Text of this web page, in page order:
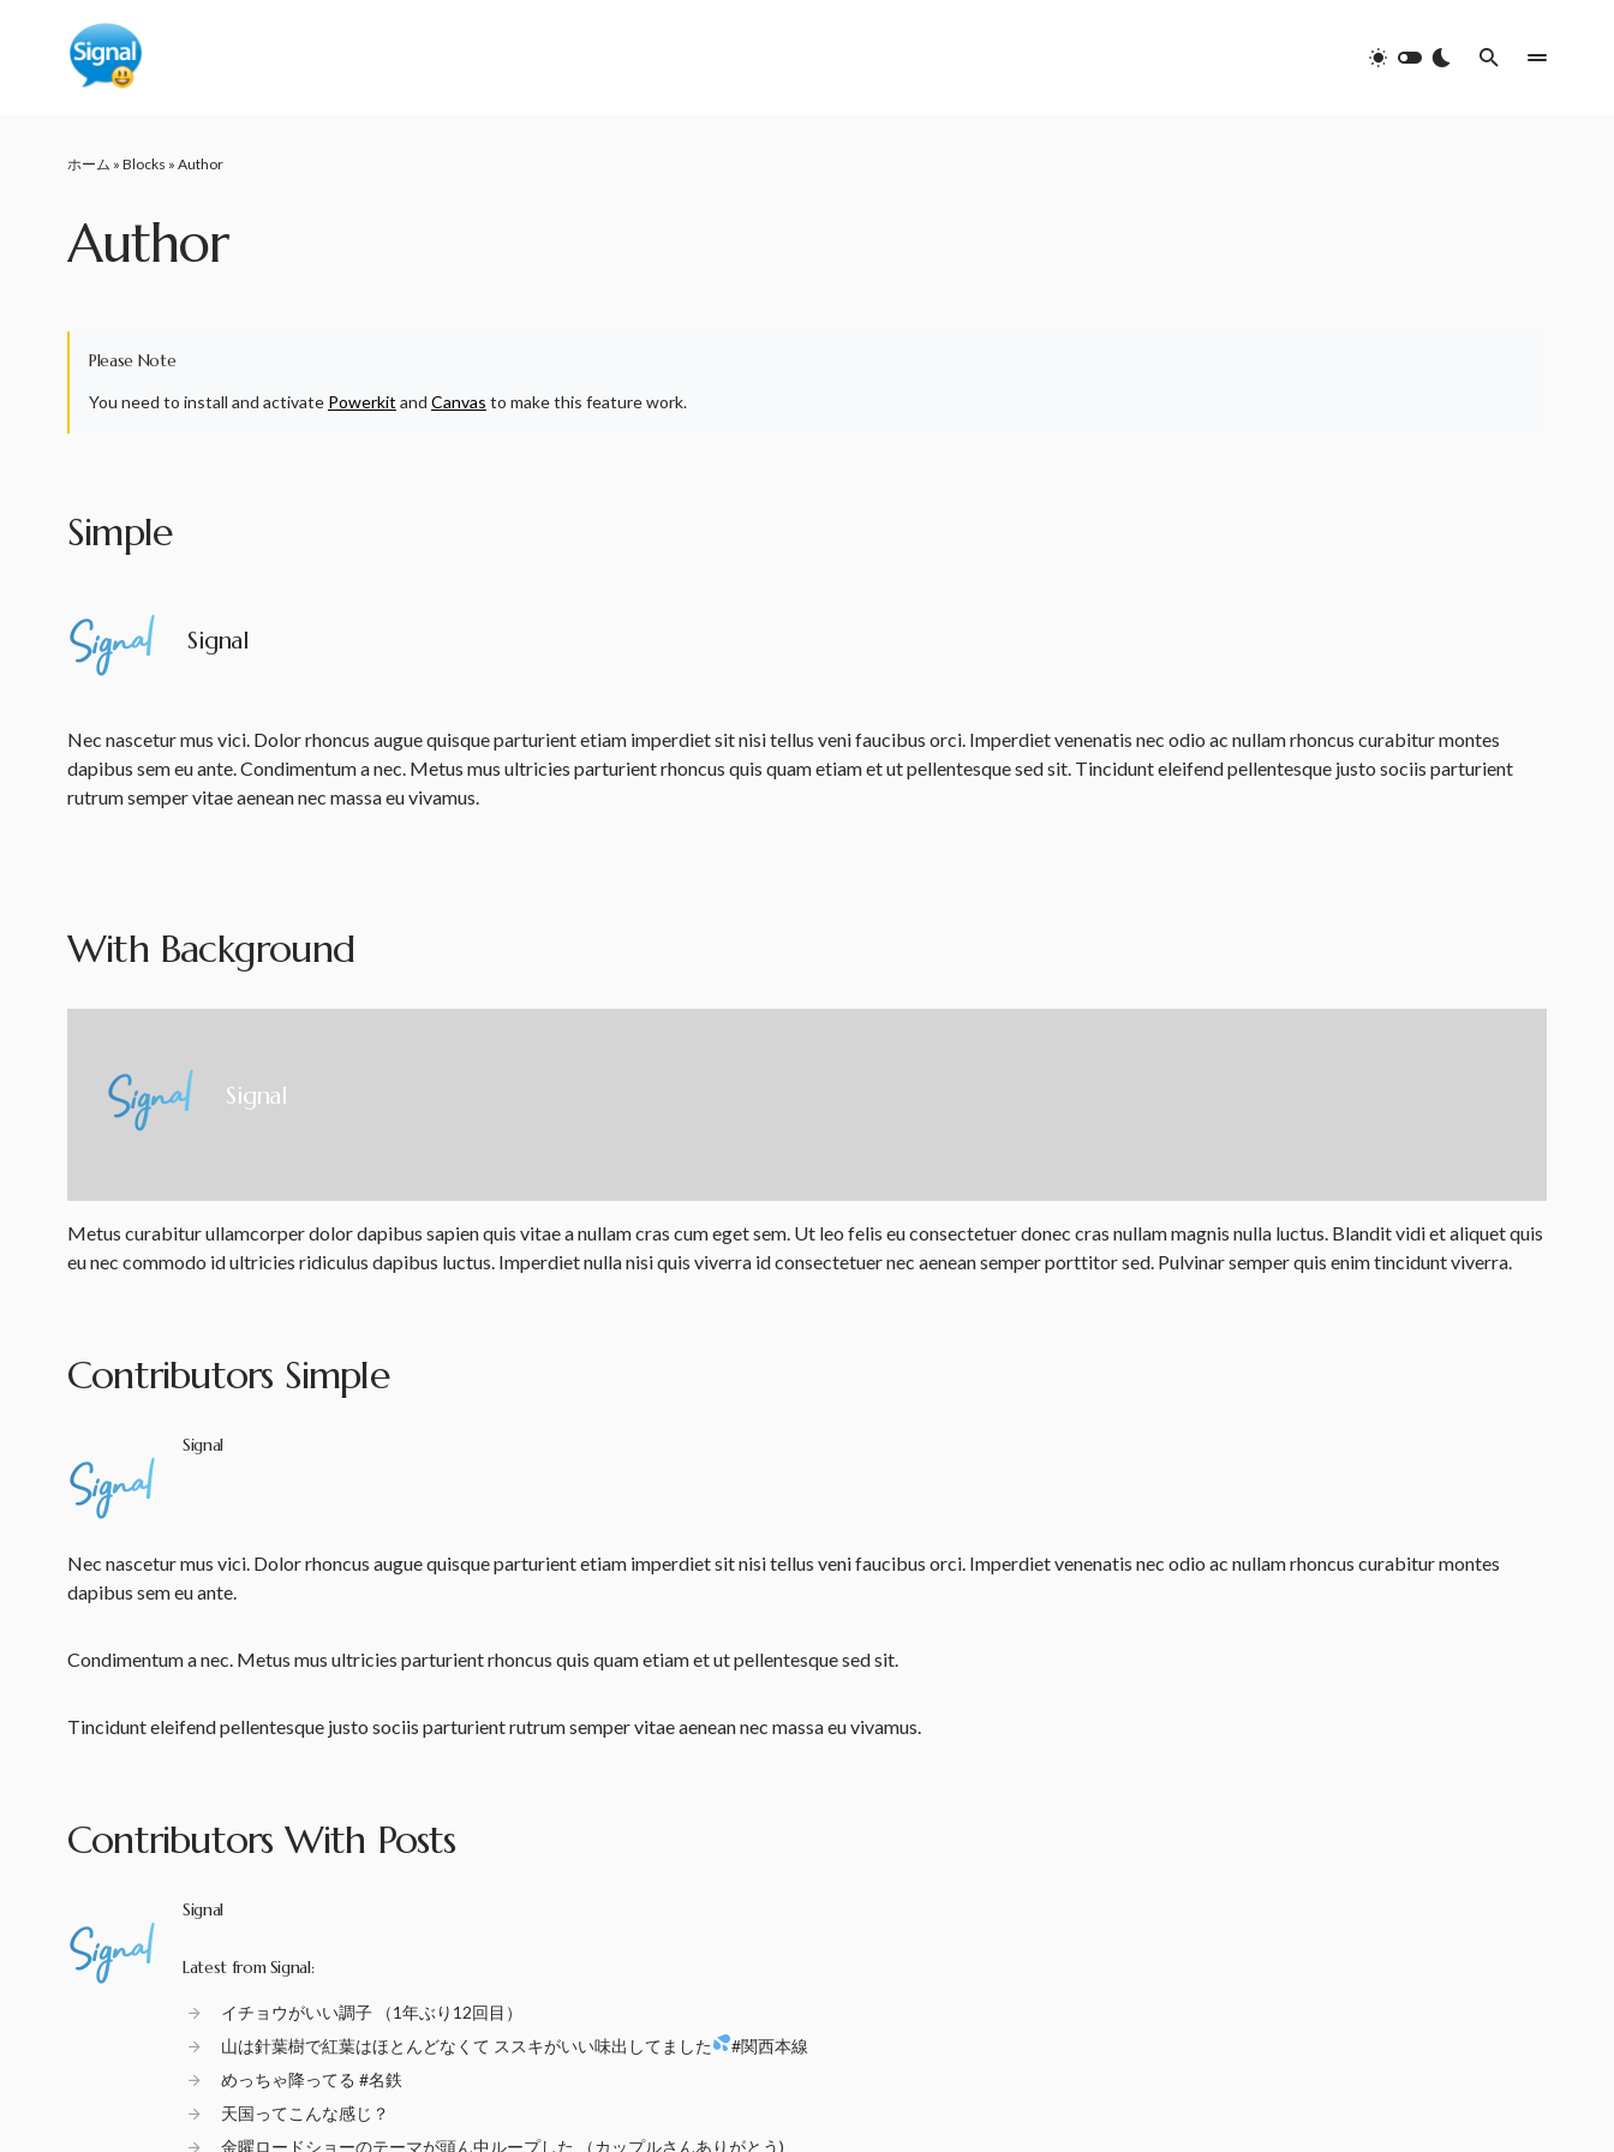
ホーム » Blocks » Author
Author
Please Note
You need to install and activate Powerkit and Canvas to make this feature work.
Simple
Signal
Nec nascetur mus vici. Dolor rhoncus augue quisque parturient etiam imperdiet sit nisi tellus veni faucibus orci. Imperdiet venenatis nec odio ac nullam rhoncus curabitur montes
dapibus sem eu ante. Condimentum a nec. Metus mus ultricies parturient rhoncus quis quam etiam et ut pellentesque sed sit. Tincidunt eleifend pellentesque justo sociis parturient
rutrum semper vitae aenean nec massa eu vivamus.
With Background
Signal
Metus curabitur ullamcorper dolor dapibus sapien quis vitae a nullam cras cum eget sem. Ut leo felis eu consectetuer donec cras nullam magnis nulla luctus. Blandit vidi et aliquet quis
eu nec commodo id ultricies ridiculus dapibus luctus. Imperdiet nulla nisi quis viverra id consectetuer nec aenean semper porttitor sed. Pulvinar semper quis enim tincidunt viverra.
Contributors Simple
Signal
Nec nascetur mus vici. Dolor rhoncus augue quisque parturient etiam imperdiet sit nisi tellus veni faucibus orci. Imperdiet venenatis nec odio ac nullam rhoncus curabitur montes
dapibus sem eu ante.
Condimentum a nec. Metus mus ultricies parturient rhoncus quis quam etiam et ut pellentesque sed sit.
Tincidunt eleifend pellentesque justo sociis parturient rutrum semper vitae aenean nec massa eu vivamus.
Contributors With Posts
Signal
Latest from Signal:
イチョウがいい調子 （1年ぶり12回目）
山は針葉樹で紅葉はほとんどなくて ススキがいい味出してました
#関西本線
めっちゃ降ってる #名鉄
天国ってこんな感じ？
金曜ロードショーのテーマが頭ん中ループした （カップルさんありがとう)